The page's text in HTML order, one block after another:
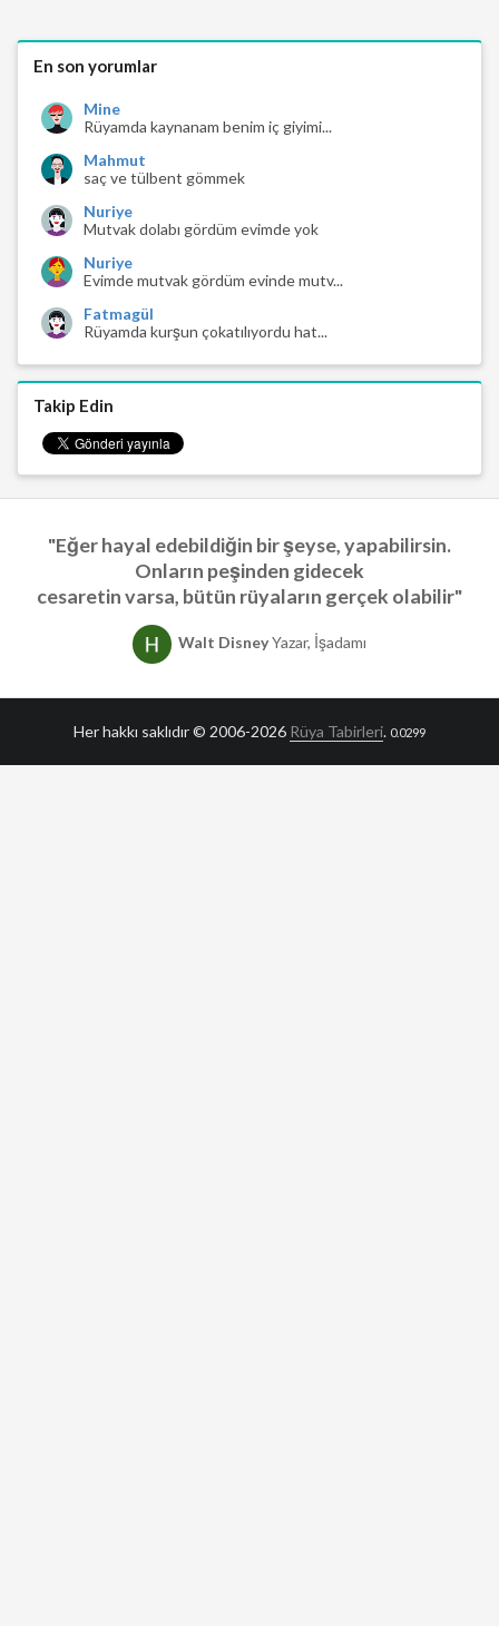
En son yorumlar
Mine
Rüyamda kaynanam benim iç giyimi...
Mahmut
saç ve tülbent gömmek
Nuriye
Mutvak dolabı gördüm evimde yok
Nuriye
Evimde mutvak gördüm evinde mutv...
Fatmagül
Rüyamda kurşun çokatılıyordu hat...
Takip Edin
"Eğer hayal edebildiğin bir şeyse, yapabilirsin.
Onların peşinden gidecek
cesaretin varsa, bütün rüyaların gerçek olabilir"
Walt DisneyYazar, İşadamı
Her hakkı saklıdır © 2006-2026 Rüya Tabirleri. 0.0299